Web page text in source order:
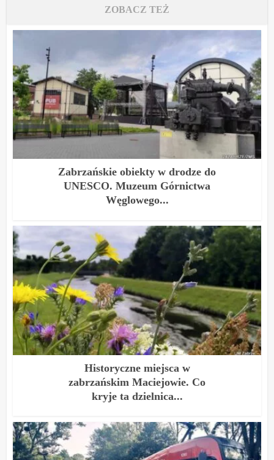
ZOBACZ TEŻ
Zabrzańskie obiekty w drodze do
UNESCO. Muzeum Górnictwa
Węglowego...
Historyczne miejsca w
zabrzańskim Maciejowie. Co
kryje ta dzielnica...